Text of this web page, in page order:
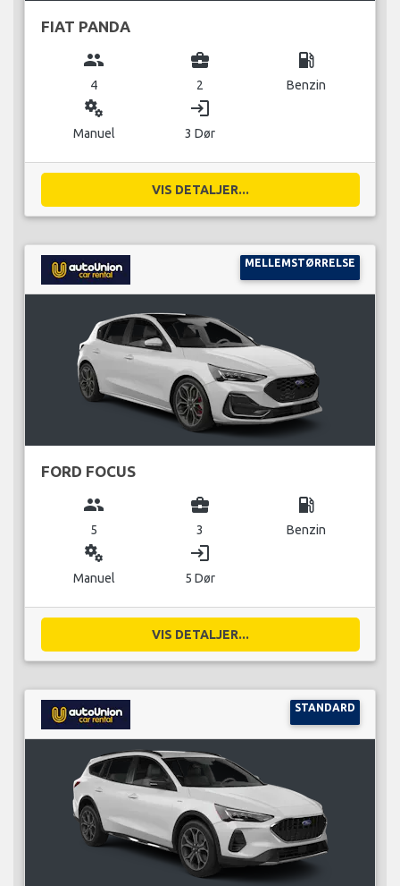
FIAT PANDA
group
4
business_center
2
local_gas_station
Benzin
miscellaneous_services
Manuel
login
3 Dør
VIS DETALJER...
MELLEMSTØRRELSE
FORD FOCUS
group
5
business_center
3
local_gas_station
Benzin
miscellaneous_services
Manuel
login
5 Dør
VIS DETALJER...
STANDARD